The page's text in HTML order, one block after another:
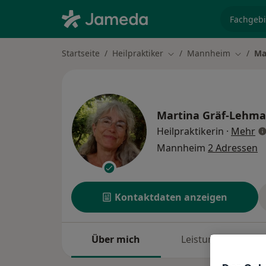
Startseite Heilpraktiker Stadt ändern
Mannheim Stadt
Martina Gräf-
Heilpraktikerin · Mehr
Mannheim 2 Adressen
Kontaktdaten anzeigen
Über mich Leistungen